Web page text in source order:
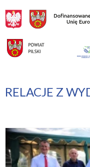
RELACJE Z